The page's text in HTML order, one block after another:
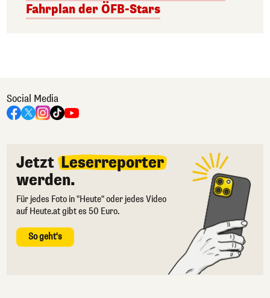
Fahrplan der ÖFB-Stars
Social Media
Jetzt Leserreporter
werden.
Für jedes Foto in "Heute" oder jedes Video
auf Heute.at gibt es 50 Euro.
So geht's